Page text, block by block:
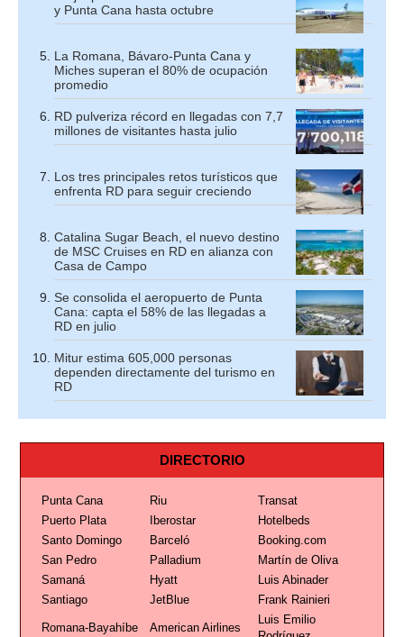
y Punta Cana hasta octubre
La Romana, Bávaro-Punta Cana y
Miches superan el 80% de ocupación
promedio
RD pulveriza récord en llegadas con 7,7
millones de visitantes hasta julio
Los tres principales retos turísticos que
enfrenta RD para seguir creciendo
Catalina Sugar Beach, el nuevo destino
de MSC Cruises en RD en alianza con
Casa de Campo
Se consolida el aeropuerto de Punta
Cana: capta el 58% de las llegadas a
RD en julio
Mitur estima 605,000 personas
dependen directamente del turismo en
RD
DIRECTORIO
Punta Cana Riu
Transat
Puerto Plata
Iberostar
Hotelbeds
Santo Domingo
Barceló
Booking.com
San Pedro
Palladium
Martín de Oliva
Samaná
Hyatt
Luis Abinader
Santiago
JetBlue Frank Rainieri
Romana-Bayahíbe American Airlines
Luis Emilio